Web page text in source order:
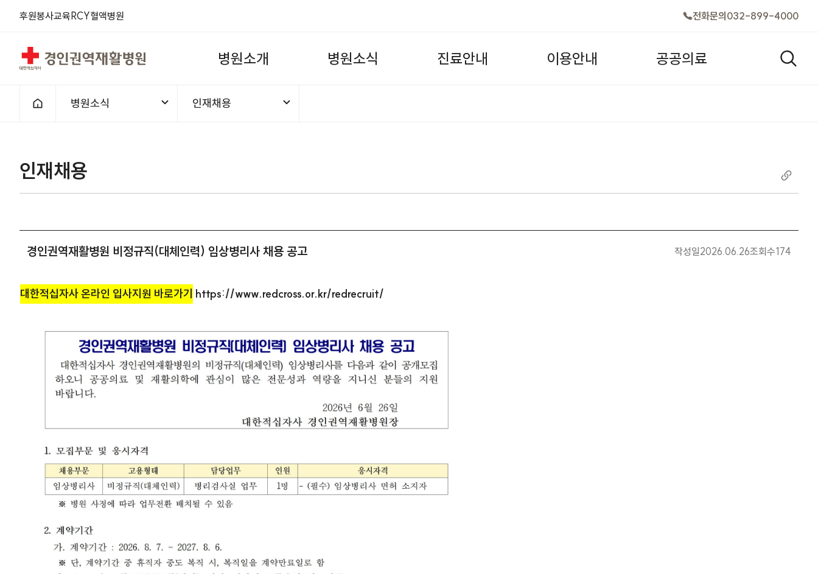
후원봉사교육 RCY혈액병원 전화문의 032-899-4000
경인권역재활병원 병원소개 병원소식 진료안내 이용안내 공공의료 검색창
홈으로
병원소식 인재채용
인재채용
경인권역재활병원 비정규직(대체인력) 임상병리사 채용 공고 작성일2026.06.26조회수174
대한적십자사 온라인 입사지원 바로가기 https://www.redcross.or.kr/redrecruit/